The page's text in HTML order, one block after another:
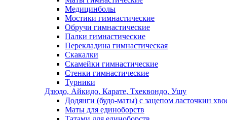
Медицинболы
Мостики гимнастические
Обручи гимнастические
Палки гимнастические
Перекладина гимнастическая
Скакалки
Скамейки гимнастические
Стенки гимнастические
Турники
Дзюдо, Айкидо, Карате, Тхеквондо, Ушу
Додянги (будо-маты) с зацепом ласточкин
Маты для единоборств